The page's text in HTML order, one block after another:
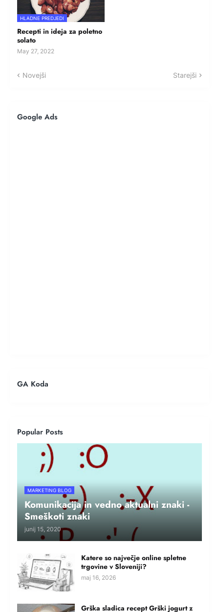
HLADNE PREDJEDI
Recepti in ideja za poletno
solato
May 27, 2022
Novejši Starejši
Google Ads
GA Koda
Popular Posts
MARKETING BLOG
Komunikacija in vedno aktualni znaki -
Smeškoti znaki
junij 15, 2020
Katere so največje online spletne
trgovine v Sloveniji?
maj 16, 2026
Grška sladica recept Grški jogurt z